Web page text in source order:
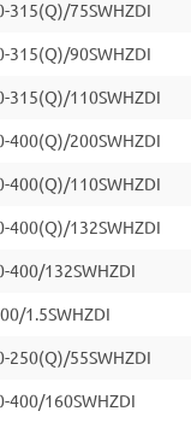
315(Q)/75SWHZDI
315(Q)/90SWHZDI
315(Q)/110SWHZDI
400(Q)/200SWHZDI
400(Q)/110SWHZDI
400(Q)/132SWHZDI
400/132SWHZDI
1.5SWHZDI
250(Q)/55SWHZDI
400/160SWHZDI